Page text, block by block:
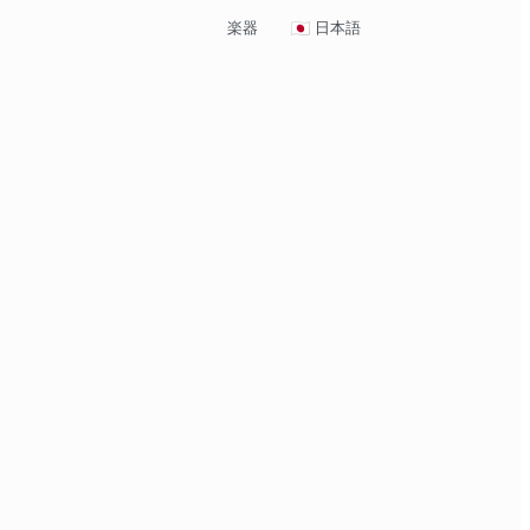
楽器 日本語